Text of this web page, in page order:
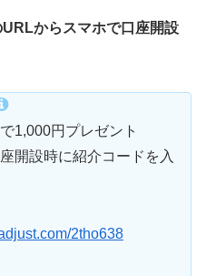
からスマホで口座開設
1,000円プレゼント
開設時に紹介コードを入
2tho638